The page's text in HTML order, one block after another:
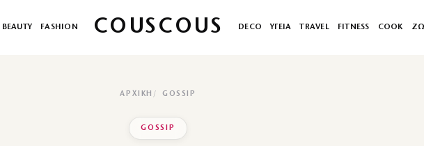
BEAUTY FASHION COUSCOUS DECO ΥΓΕΙΑ TRAVEL FITNESS COOK
ΑΡΧΙΚΉ GOSSIP
GOSSIP